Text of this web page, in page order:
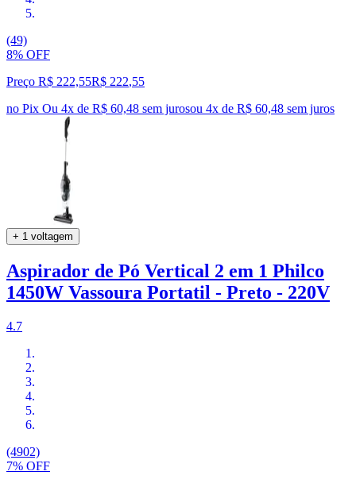
(49)
8% OFF
Preço R$ 222,55R$ 222,55
no Pix Ou 4x de R$ 60,48 sem jurosou 4x de R$ 60,48 sem juros
+ 1 voltagem
Aspirador de Pó Vertical 2 em 1 Philco
1450W Vassoura Portatil - Preto - 220V
4.7
(4902)
7% OFF